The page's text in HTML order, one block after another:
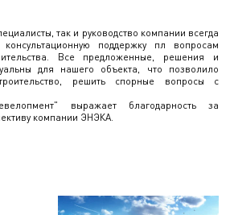
так и руководство компании всегда
поддержку пл вопросам
Все предложенные, решения и
для нашего объекта, что позволило
решить спорные вопросы с
выражает благодарность за
компании ЭНЭКА.